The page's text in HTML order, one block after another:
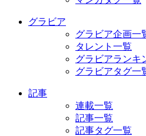
グラビア
グラビア企画一
タレント一覧
グラビアランキ
グラビアタグ一
記事
連載一覧
記事一覧
記事タグ一覧